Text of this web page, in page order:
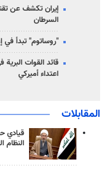
إيران تكشف عن
السرطان
"روساتوم" تبدأ في
قائد القوات
اعتداء أميركي
المقابلات
قيادي
النظام